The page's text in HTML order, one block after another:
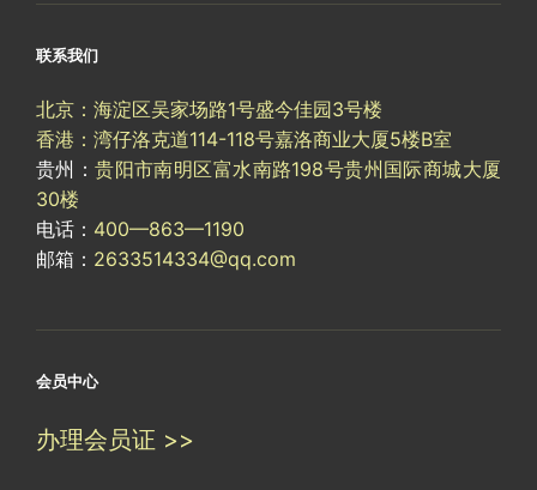
联系我们
北京：海淀区吴家场路1号盛今佳园3号楼
香港：湾仔洛克道114-118号嘉洛商业大厦5楼B室
贵州：贵阳市南明区富水南路198号贵州国际商城大厦
30楼
电话： 400—863—1190
邮箱： 2633514334@qq.com
会员中心
办理会员证 >>